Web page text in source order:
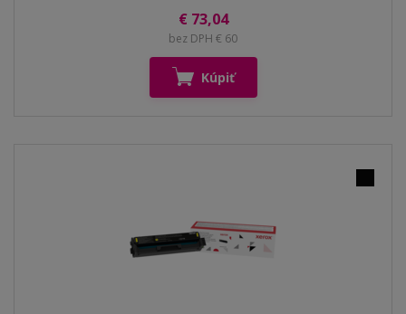
€ 73,04
bez DPH € 60
Kúpiť